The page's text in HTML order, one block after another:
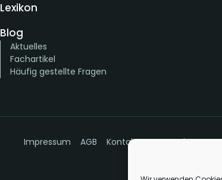
Lexikon
Blog
Aktuelles
Fachartikel
Häufig gestellte Fragen
Impressum AGB Kontakt Datenschutz